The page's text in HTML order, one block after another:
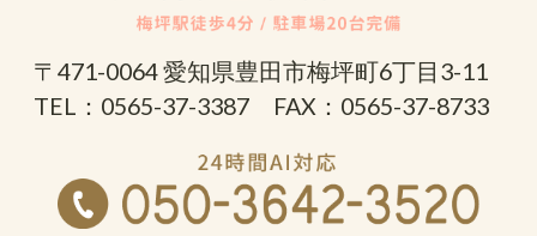
〒471-0064 愛知県豊田市梅坪町6丁目3-11
TEL：0565-37-3387 FAX：0565-37-8733